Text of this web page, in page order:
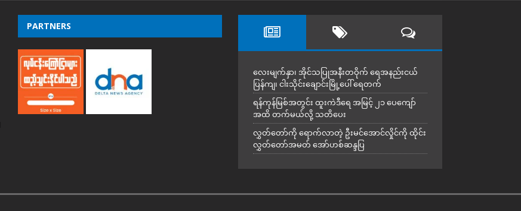
PARTNERS
လေးမျက်နှာ၊ အိုင်သပြုအနီးတဝိုက် ရေအနည်းငယ်
ပြန်ကျ၊ ငါးသိုင်းချောင်းမြို့ပေါ် ရေတက်
ရန်ကုန်မြစ်အတွင်း ထူးကဲဒီရေ အ​မြင့် ၂၁ ပေကျော်
အထိ တက်မယ်လို့ သတိပေး
လွှတ်တော်ကို ရောက်လာတဲ့ ဦးမင်အောင်လှိုင်ကို ထိုင်း
လွှတ်တော်အမတ် အော်ဟစ်ဆန္ဒပြ